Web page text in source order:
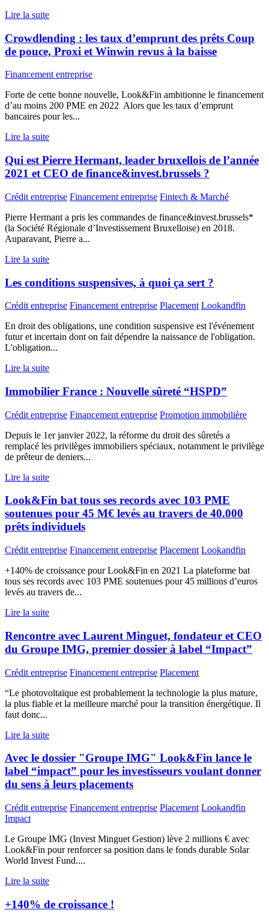
Lire la suite
Crowdlending : les taux d’emprunt des prêts Coup
de pouce, Proxi et Winwin revus à la baisse
Financement entreprise
Forte de cette bonne nouvelle, Look&Fin ambitionne le financement
d’au moins 200 PME en 2022 Alors que les taux d’emprunt
bancaires pour les...
Lire la suite
Qui est Pierre Hermant, leader bruxellois de l’année
2021 et CEO de finance&invest.brussels ?
Crédit entreprise Financement entreprise Fintech & Marché
Pierre Hermant a pris les commandes de finance&invest.brussels*
(la Société Régionale d’Investissement Bruxelloise) en 2018.
Auparavant, Pierre a...
Lire la suite
Les conditions suspensives, à quoi ça sert ?
Crédit entreprise Financement entreprise Placement Lookandfin
En droit des obligations, une condition suspensive est l'événement
futur et incertain dont on fait dépendre la naissance de l'obligation.
L'obligation...
Lire la suite
Immobilier France : Nouvelle sûreté “HSPD”
Crédit entreprise Financement entreprise Promotion immobilière
Depuis le 1er janvier 2022, la réforme du droit des sûretés a
remplacé les privilèges immobiliers spéciaux, notamment le privilège
de prêteur de deniers...
Lire la suite
Look&Fin bat tous ses records avec 103 PME
soutenues pour 45 M€ levés au travers de 40.000
prêts individuels
Crédit entreprise Financement entreprise Placement Lookandfin
+140% de croissance pour Look&Fin en 2021 La plateforme bat
tous ses records avec 103 PME soutenues pour 45 millions d’euros
levés au travers de...
Lire la suite
Rencontre avec Laurent Minguet, fondateur et CEO
du Groupe IMG, premier dossier à label “Impact”
Crédit entreprise Financement entreprise Placement
“Le photovoltaïque est probablement la technologie la plus mature,
la plus fiable et la meilleure marché pour la transition énergétique. Il
faut donc...
Lire la suite
Avec le dossier "Groupe IMG" Look&Fin lance le
label “impact” pour les investisseurs voulant donner
du sens à leurs placements
Crédit entreprise Financement entreprise Placement Lookandfin
Impact
Le Groupe IMG (Invest Minguet Gestion) lève 2 millions € avec
Look&Fin pour renforcer sa position dans le fonds durable Solar
World Invest Fund....
Lire la suite
+140% de croissance !